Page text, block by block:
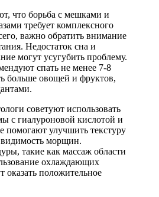
что борьба с мешками и
требует комплексного
важно обратить внимание
Недостаток сна и
могут усугубить проблему.
спать не менее 7-8
больше овощей и фруктов,
советуют использовать
с гиалуроновой кислотой и
помогают улучшить текстуру
морщин.
такие как массаж области
охлаждающих
оказать положительное